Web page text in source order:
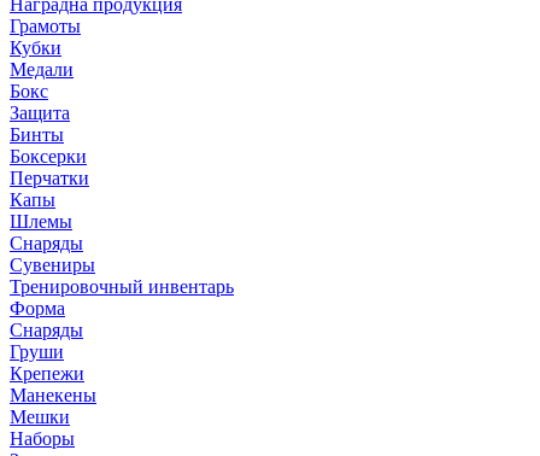
Наградна продукция
Грамоты
Кубки
Медали
Бокс
Защита
Бинты
Боксерки
Перчатки
Капы
Шлемы
Снаряды
Сувениры
Тренировочный инвентарь
Форма
Снаряды
Груши
Крепежи
Манекены
Мешки
Наборы